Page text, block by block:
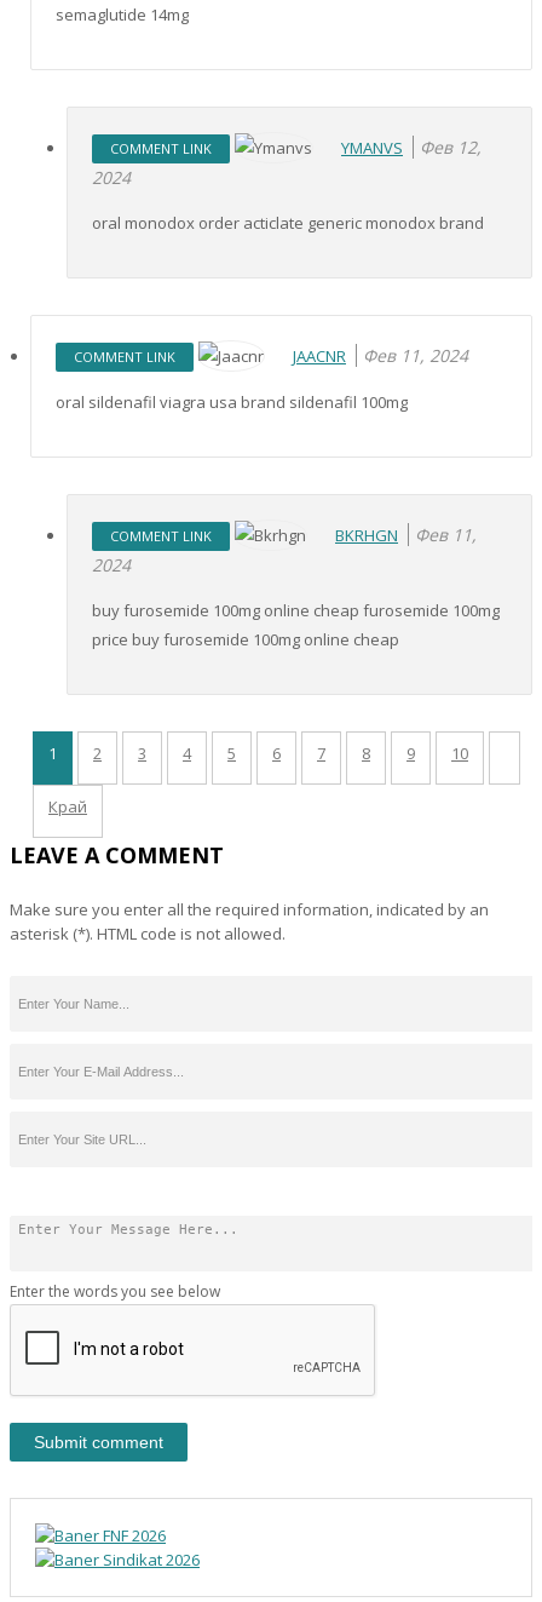
semaglutide 14mg
COMMENT LINK YMANVS
Фев 12,
2024
oral monodox order acticlate generic monodox brand
COMMENT LINK JAACNR Фев 11, 2024
oral sildenafil viagra usa brand sildenafil 100mg
COMMENT LINK BKRHGN
Фев 11,
2024
buy furosemide 100mg online cheap furosemide 100mg
price buy furosemide 100mg online cheap
1 2 3 4 5 6 7 8 9 10
Край
LEAVE A COMMENT
Make sure you enter all the required information, indicated by an
asterisk (*). HTML code is not allowed.
Enter the words you see below